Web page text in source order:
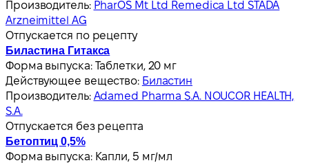
Производитель: PharOS Mt Ltd Remedica Ltd STADA
Arzneimittel AG
Отпускается по рецепту
Биластина Гитакса
Форма выпуска: Таблетки, 20 мг
Действующее вещество: Биластин
Производитель: Adamed Pharma S.A. NOUCOR HEALTH,
S.A.
Отпускается без рецепта
Бетоптиц 0,5%
Форма выпуска: Капли, 5 мг/мл